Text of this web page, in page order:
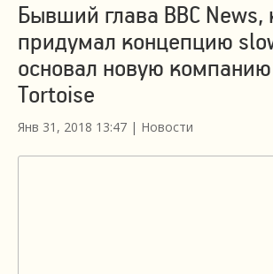
Бывший глава BBC News,
придумал концепцию
основал новую
Tortoise
Янв 31, 2018 13:47 | Новости